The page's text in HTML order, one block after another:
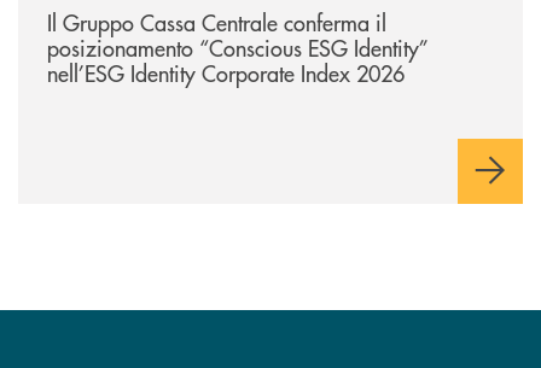
Il Gruppo Cassa Centrale conferma il
posizionamento “Conscious ESG Identity”
nell’ESG Identity Corporate Index 2026